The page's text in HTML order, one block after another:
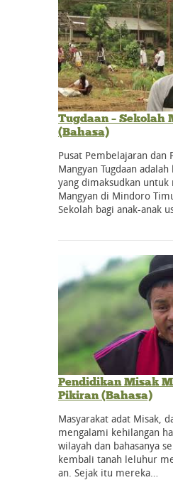
Tugdaan – Sekolah
(Bahasa)
Pusat Pembelajaran dan
Mangyan Tugdaan
yang dimaksudkan untuk
Mangyan di Mindoro
Sekolah bagi anak-anak
Pendidikan Misak
Pikiran (Bahasa)
Masyarakat adat Misak,
mengalami kehilangan
wilayah dan bahasanya
kembali tanah leluhur
an. Sejak itu mereka…